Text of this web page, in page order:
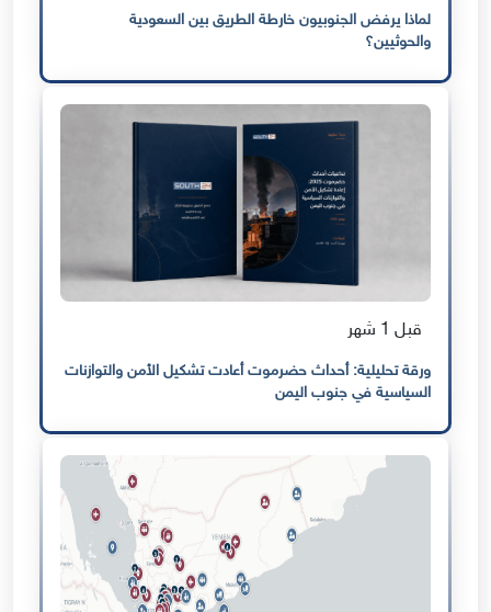
لماذا يرفض الجنوبيون خارطة الطريق بين السعودية
والحوثيين؟
قبل 1 شهر
ورقة تحليلية: أحداث حضرموت أعادت تشكيل الأمن والتوازنات
السياسية في جنوب اليمن